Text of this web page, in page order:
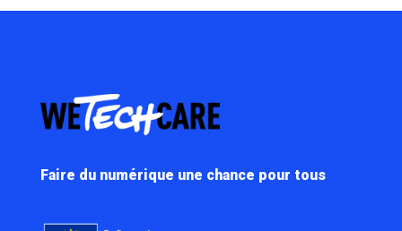
Faire du numérique une chance pour tous